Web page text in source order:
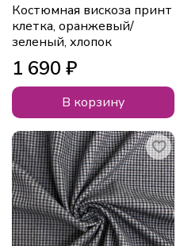
Костюмная вискоза принт
клетка, оранжевый/
зеленый, хлопок
1 690 ₽
В корзину